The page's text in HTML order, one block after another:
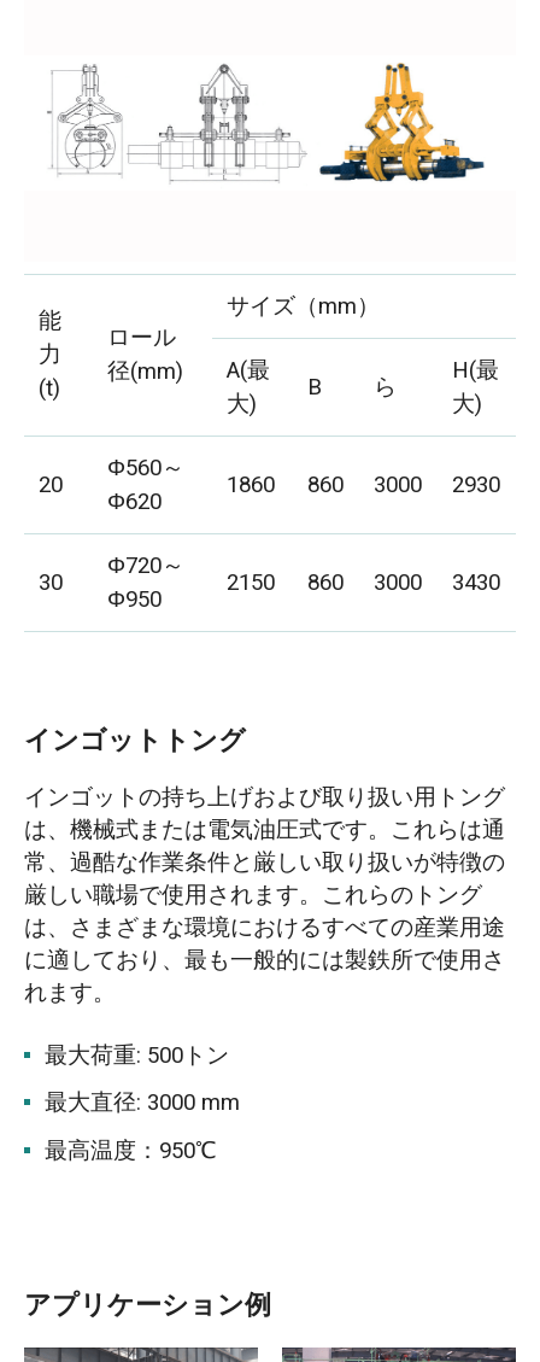
能
力
(t)
ロール
径(mm)
サイズ（mm）
A(最
大)
B ら
H(最
大)
20
Φ560～
Φ620
1860 860 3000 2930
30
Φ720～
Φ950
2150 860 3000 3430
インゴットトング
インゴットの持ち上げおよび取り扱い用トング
は、機械式または電気油圧式です。これらは通
常、過酷な作業条件と厳しい取り扱いが特徴の
厳しい職場で使用されます。これらのトング
は、さまざまな環境におけるすべての産業用途
に適しており、最も一般的には製鉄所で使用さ
れます。
最大荷重: 500トン
最大直径: 3000 mm
最高温度：950℃
アプリケーション例